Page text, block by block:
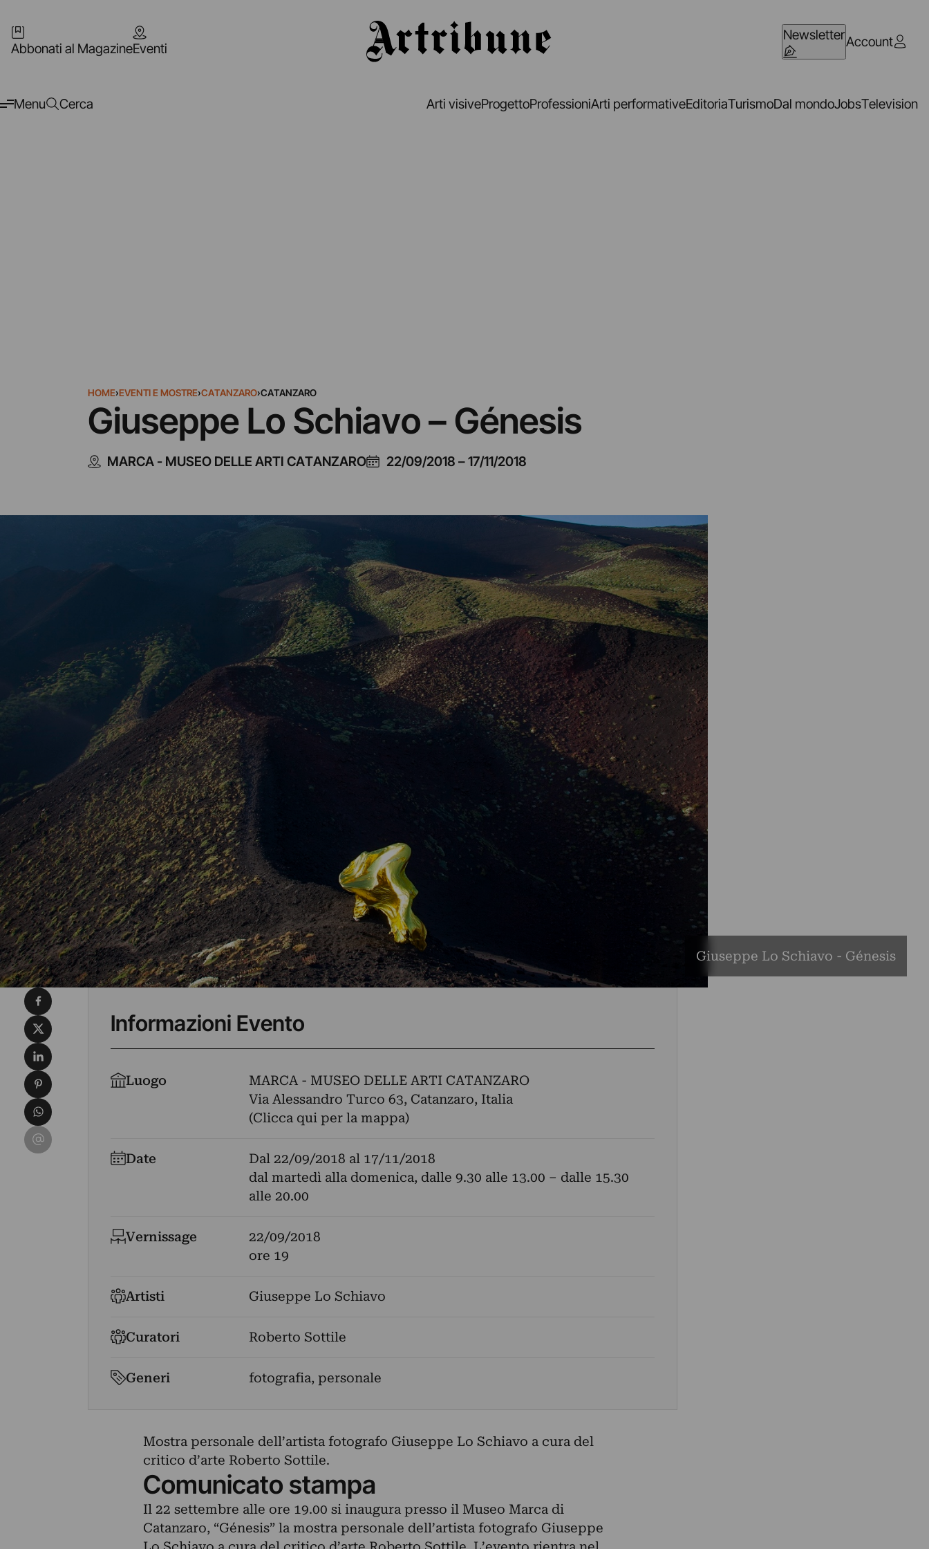
Abbonati al MagazineEventi
NewsletterAccount
Menu Cerca Arti visiveProgettoProfessioniArti performativeEditoriaTurismoDal mondoJobsTelevision
HOME›EVENTI E MOSTRE›CATANZARO›CATANZARO
Giuseppe Lo Schiavo – Génesis
MARCA - MUSEO DELLE ARTI CATANZARO 22/09/2018 –17/11/2018
Giuseppe Lo Schiavo - Génesis
Informazioni Evento
Luogo
MARCA - MUSEO DELLE ARTI CATANZARO
Via Alessandro Turco 63, Catanzaro, Italia
(Clicca qui per la mappa)
Date Dal 22/09/2018 al 17/11/2018
dal martedì alla domenica, dalle 9.30 alle 13.00 – dalle 15.30
alle 20.00
Vernissage
22/09/2018
ore 19
Artisti Giuseppe Lo Schiavo
Curatori Roberto Sottile
Generi fotografia, personale
Mostra personale dell’artista fotografo Giuseppe Lo Schiavo a cura del
critico d’arte Roberto Sottile.
Comunicato stampa
Il 22 settembre alle ore 19.00 si inaugura presso il Museo Marca di
Catanzaro, “Génesis” la mostra personale dell’artista fotografo Giuseppe
Condividi su Facebook
Condividi su X
Condividi su LinkedIn
Condividi su Pinterest
Condividi su WhatsApp
Condividi su Email